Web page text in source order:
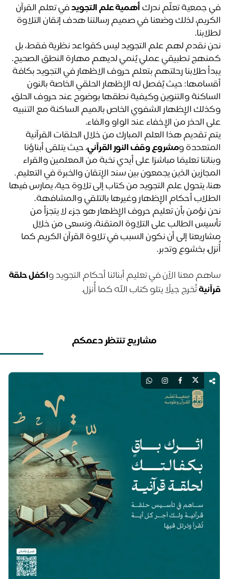
جمعية تعلّم ندرك أهمية علم التجويد
في تعلم القرآن
الكريم، لذلك وضعنا في صميم رسالتنا هدف إتقان التلاوة
نحن نقدم لهم علم التجويد ليس كقواعد نظرية فقط، بل
تطبيقي عملي يُنمي لديهم مهارة النطق الصحيح.
يبدأ طلابنا رحلتهم بتعلم حروف الاظهار في التجويد بكافة
أقسامها: حيث يُفصل له الإظهار الحلقي الخاصة بالنون
الساكنة والتنوين وكيفية نطقها بوضوح عند حروف الحلق،
وكذلك الإظهار الشفوي الخاص بالميم الساكنة مع التنبيه
الحذر من الإخفاء عند الواو والفاء.
يتم تقديم هذا العلم المبارك من خلال الحلقات القرآنية
ومشروع وقف النور القرآني
، حيث يتلقى أبناؤنا
وبناتنا تعليمًا مباشرًا على أيدي نخبة من المعلمين والقراء
الذين يجمعون بين سند الإتقان والخبرة في التعليم.
هنا، يتحول علم التجويد من كتاب إلى تلاوة حية، يمارس فيها
أحكام الإظهار وغيرها بالتلقي والمشافهة.
تأسيس الطالب على التلاوة المتقنة، ونسعى من خلال
مشاريعنا إلى أن نكون السبب في تلاوة القرآن الكريم كما
بخشوع وتدبر.
معنا الآن في تعليم أبنائنا أحكام التجويد واكفل حلقة
تُخرج جيلًا يتلو كتاب الله كما أُنزل.
مشاريع تنتظر دعمكم